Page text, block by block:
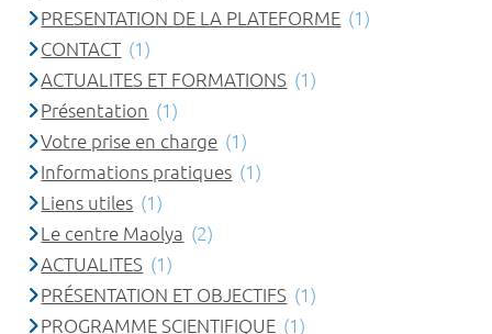
PRESENTATION DE LA PLATEFORME (1)
CONTACT (1)
ACTUALITES ET FORMATIONS (1)
Présentation (1)
Votre prise en charge (1)
Informations pratiques (1)
Liens utiles (1)
Le centre Maolya (2)
ACTUALITES (1)
PRÉSENTATION ET OBJECTIFS (1)
PROGRAMME SCIENTIFIQUE (1)